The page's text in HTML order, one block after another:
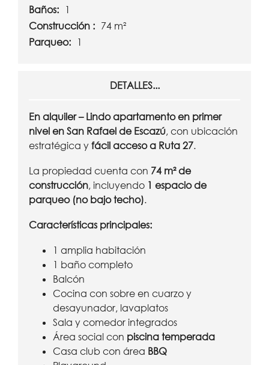
Baños: 1
Construcción : 74 m²
Parqueo: 1
DETALLES...
En alquiler – Lindo apartamento en primer
nivel en San Rafael de Escazú, con ubicación
estratégica y fácil acceso a Ruta 27.
La propiedad cuenta con 74 m² de
construcción, incluyendo 1 espacio de
parqueo (no bajo techo).
Características principales:
1 amplia habitación
1 baño completo
Balcón
Cocina con sobre en cuarzo y
desayunador, lavaplatos
Sala y comedor integrados
Área social con piscina temperada
Casa club con área BBQ